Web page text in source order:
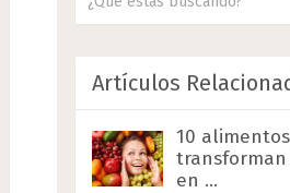
Artículos
10
transforman
en …